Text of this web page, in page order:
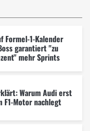
Formel-1-Kalender
garantiert "zu
mehr Sprints
Warum Audi erst
F1-Motor nachlegt